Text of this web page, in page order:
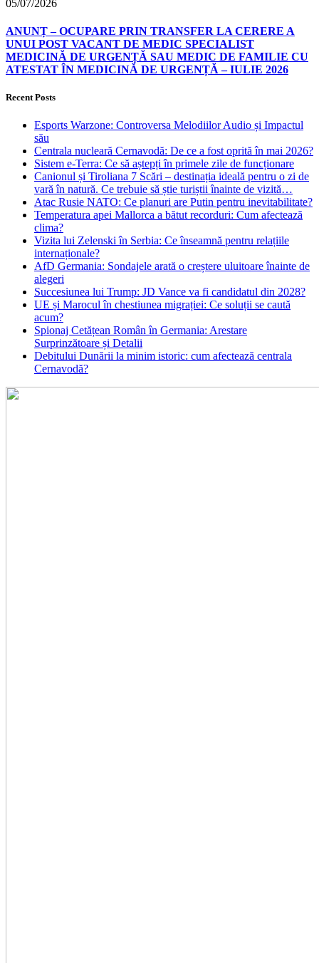
05/07/2026
ANUNȚ – OCUPARE PRIN TRANSFER LA CERERE A
UNUI POST VACANT DE MEDIC SPECIALIST
MEDICINĂ DE URGENȚĂ SAU MEDIC DE FAMILIE CU
ATESTAT ÎN MEDICINĂ DE URGENȚĂ – IULIE 2026
Recent Posts
Esports Warzone: Controversa Melodiilor Audio și Impactul
său
Centrala nucleară Cernavodă: De ce a fost oprită în mai 2026?
Sistem e-Terra: Ce să aștepți în primele zile de funcționare
Canionul și Tiroliana 7 Scări – destinația ideală pentru o zi de
vară în natură. Ce trebuie să știe turiștii înainte de vizită…
Atac Rusie NATO: Ce planuri are Putin pentru inevitabilitate?
Temperatura apei Mallorca a bătut recorduri: Cum afectează
clima?
Vizita lui Zelenski în Serbia: Ce înseamnă pentru relațiile
internaționale?
AfD Germania: Sondajele arată o creștere uluitoare înainte de
alegeri
Succesiunea lui Trump: JD Vance va fi candidatul din 2028?
UE și Marocul în chestiunea migrației: Ce soluții se caută
acum?
Spionaj Cetățean Român în Germania: Arestare
Surprinzătoare și Detalii
Debitului Dunării la minim istoric: cum afectează centrala
Cernavodă?